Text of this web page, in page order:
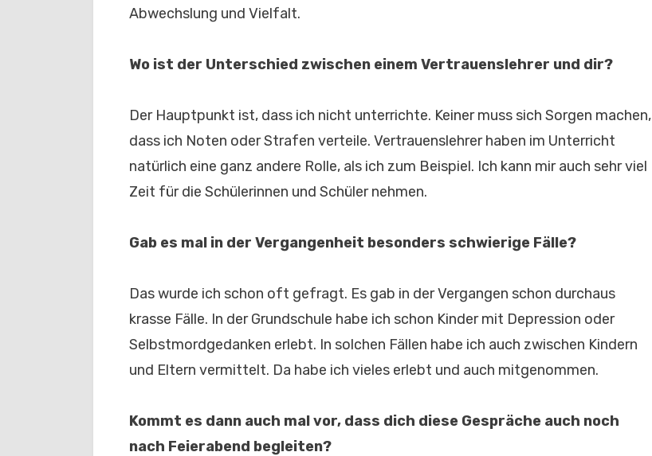
Abwechslung und Vielfalt.
Wo ist der Unterschied zwischen einem Vertrauenslehrer und dir?
Der Hauptpunkt ist, dass ich nicht unterrichte. Keiner muss sich Sorgen machen,
dass ich Noten oder Strafen verteile. Vertrauenslehrer haben im Unterricht
natürlich eine ganz andere Rolle, als ich zum Beispiel. Ich kann mir auch sehr viel
Zeit für die Schülerinnen und Schüler nehmen.
Gab es mal in der Vergangenheit besonders schwierige Fälle?
Das wurde ich schon oft gefragt. Es gab in der Vergangen schon durchaus
krasse Fälle. In der Grundschule habe ich schon Kinder mit Depression oder
Selbstmordgedanken erlebt. In solchen Fällen habe ich auch zwischen Kindern
und Eltern vermittelt. Da habe ich vieles erlebt und auch mitgenommen.
Kommt es dann auch mal vor, dass dich diese Gespräche auch noch
nach Feierabend begleiten?